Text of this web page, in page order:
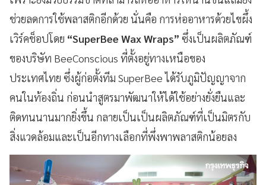
ช่วยลดการใช้พลาสติกอีกด้วย นั่นคือ การห่ออาหารด้วยไขผึ้ง
เวิร์คช็อปโดย “SuperBee Wax Wraps” ซึ่งเป็นผลิตภัณฑ์
ของบริษัท BeeConscious ที่ตั้งอยู่ทางเหนือของ
ประเทศไทย ซึ่งผู้ก่อตั้งทีม SuperBee ได้รับภูมิปัญญาจาก
คนในท้องถิ่น ก่อนนำสูตรมาพัฒนาให้ได้ใช้อย่างยั่งยืนและ
ติดทนนานมากยิ่งขึ้น กลายเป็นเป็นผลิตภัณฑ์ที่เป็นมิตรกับ
สิ่งแวดล้อมและเป็นอีกทางเลือกที่พึ่งพาพลาสติกน้อยลง